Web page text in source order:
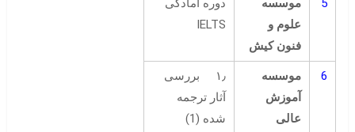
5
موسسه
علوم و
فنون کیش
دوره آمادگی
IELTS
6
موسسه
آموزش
عالی
۱٫ بررسی
آثار ترجمه
شده (1)